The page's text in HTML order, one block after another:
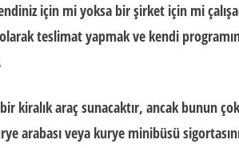
için mi yoksa bir şirket için mi
teslimat yapmak ve kendi
kiralık araç sunacaktır, ancak bunun
arabası veya kurye minibüsü